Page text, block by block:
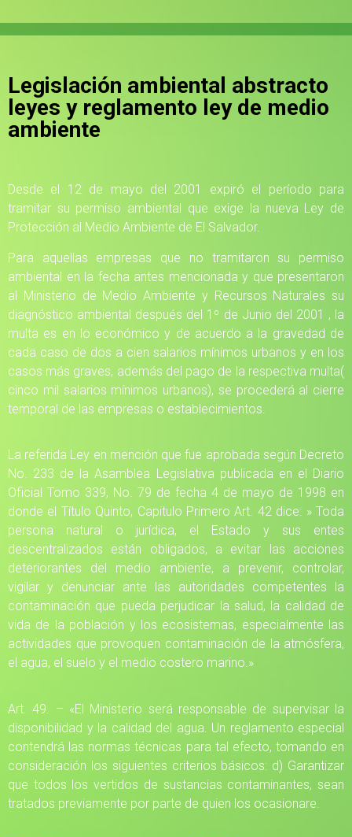
Legislación ambiental abstracto
leyes y reglamento ley de medio
ambiente
Desde el 12 de mayo del 2001 expiró el período para
tramitar su permiso ambiental que exige la nueva Ley de
Protección al Medio Ambiente de El Salvador.
Para aquellas empresas que no tramitaron su permiso
ambiental en la fecha antes mencionada y que presentaron
al Ministerio de Medio Ambiente y Recursos Naturales su
diagnóstico ambiental después del 1º de Junio del 2001 , la
multa es en lo económico y de acuerdo a la gravedad de
cada caso de dos a cien salarios mínimos urbanos y en los
casos más graves, además del pago de la respectiva multa(
cinco mil salarios mínimos urbanos), se procederá al cierre
temporal de las empresas o establecimientos.
La referida Ley en mención que fue aprobada según Decreto
No. 233 de la Asamblea Legislativa publicada en el Diario
Oficial Tomo 339, No. 79 de fecha 4 de mayo de 1998 en
donde el Título Quinto, Capitulo Primero Art. 42 dice: » Toda
persona natural o jurídica, el Estado y sus entes
descentralizados están obligados, a evitar las acciones
deteriorantes del medio ambiente, a prevenir, controlar,
vigilar y denunciar ante las autoridades competentes la
contaminación que pueda perjudicar la salud, la calidad de
vida de la población y los ecosistemas, especialmente las
actividades que provoquen contaminación de la atmósfera,
el agua, el suelo y el medio costero marino.»
Art. 49. – «El Ministerio será responsable de supervisar la
disponibilidad y la calidad del agua. Un reglamento especial
contendrá las normas técnicas para tal efecto, tomando en
consideración los siguientes criterios básicos: d) Garantizar
que todos los vertidos de sustancias contaminantes, sean
tratados previamente por parte de quien los ocasionare.